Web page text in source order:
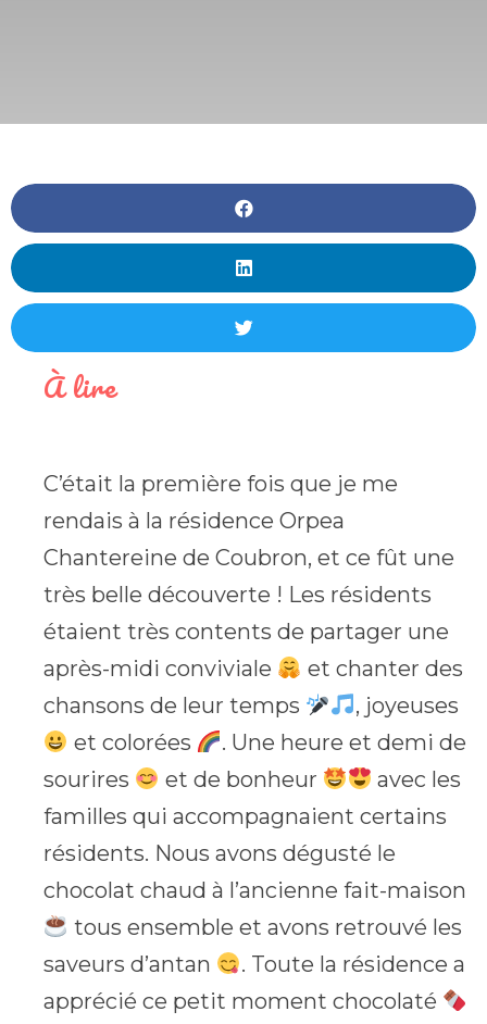
À lire
C’était la première fois que je me
rendais à la résidence Orpea
Chantereine de Coubron, et ce fût une
très belle découverte ! Les résidents
étaient très contents de partager une
après-midi conviviale
et chanter des
chansons de leur temps
, joyeuses
et colorées
. Une heure et demi de
sourires
et de bonheur
avec les
familles qui accompagnaient certains
résidents. Nous avons dégusté le
chocolat chaud à l’ancienne fait-maison
tous ensemble et avons retrouvé les
saveurs d’antan
. Toute la résidence a
apprécié ce petit moment chocolaté